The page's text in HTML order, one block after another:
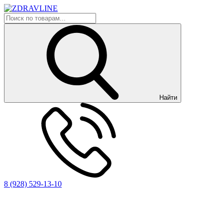
Найти
8 (928) 529-13-10